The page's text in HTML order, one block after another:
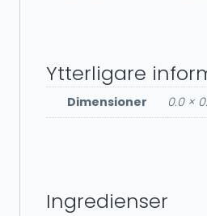
Ytterligare
Dimensioner 0.0 ×
Ingredienser